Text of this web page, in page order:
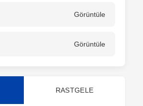
Görüntüle
Görüntüle
RASTGELE